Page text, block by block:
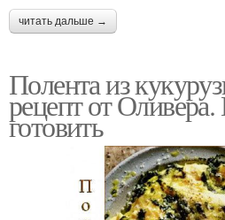
читать дальше →
Полента из
рецепт от
готовить